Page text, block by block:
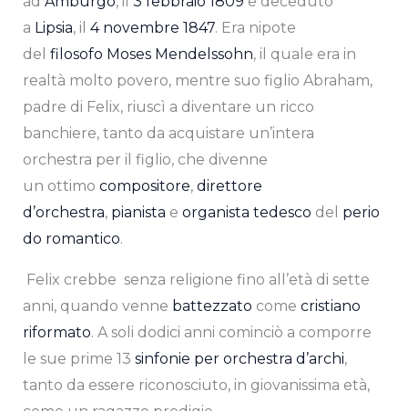
a Lipsia, il 4 novembre 1847. Era nipote
del filosofo Moses Mendelssohn, il quale era in
realtà molto povero, mentre suo figlio Abraham,
padre di Felix, riuscì a diventare un ricco
banchiere, tanto da acquistare un’intera
orchestra per il figlio, che divenne
un ottimo compositore, direttore
d’orchestra, pianista e organista tedesco del perio
do romantico.
Felix crebbe senza religione fino all’età di sette
anni, quando venne battezzato come cristiano
riformato. A soli dodici anni cominciò a comporre
le sue prime 13 sinfonie per orchestra d’archi,
tanto da essere riconosciuto, in giovanissima età,